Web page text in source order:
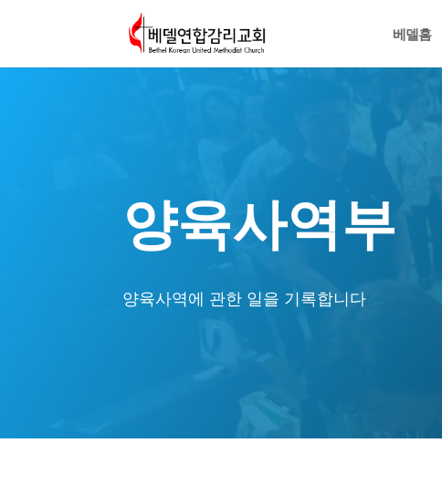
베델홈
양육사역부
양육사역에 관한 일을 기록합니다